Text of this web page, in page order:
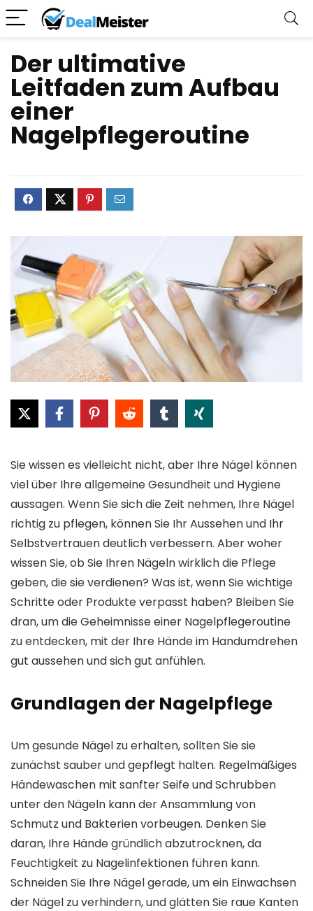
Der ultimative
Leitfaden zum Aufbau
einer
Nagelpflegeroutine
Sie wissen es vielleicht nicht, aber Ihre Nägel können
viel über Ihre allgemeine Gesundheit und Hygiene
aussagen. Wenn Sie sich die Zeit nehmen, Ihre Nägel
richtig zu pflegen, können Sie Ihr Aussehen und Ihr
Selbstvertrauen deutlich verbessern. Aber woher
wissen Sie, ob Sie Ihren Nägeln wirklich die Pflege
geben, die sie verdienen? Was ist, wenn Sie wichtige
Schritte oder Produkte verpasst haben? Bleiben Sie
dran, um die Geheimnisse einer Nagelpflegeroutine
zu entdecken, mit der Ihre Hände im Handumdrehen
gut aussehen und sich gut anfühlen.
Grundlagen der Nagelpflege
Um gesunde Nägel zu erhalten, sollten Sie sie
zunächst sauber und gepflegt halten. Regelmäßiges
Händewaschen mit sanfter Seife und Schrubben
unter den Nägeln kann der Ansammlung von
Schmutz und Bakterien vorbeugen. Denken Sie
daran, Ihre Hände gründlich abzutrocknen, da
Feuchtigkeit zu Nagelinfektionen führen kann.
Schneiden Sie Ihre Nägel gerade, um ein Einwachsen
der Nägel zu verhindern, und glätten Sie raue Kanten